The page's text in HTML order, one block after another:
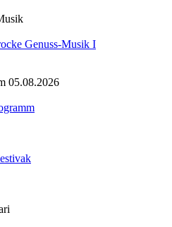
Genuss-Musik I
05.08.2026